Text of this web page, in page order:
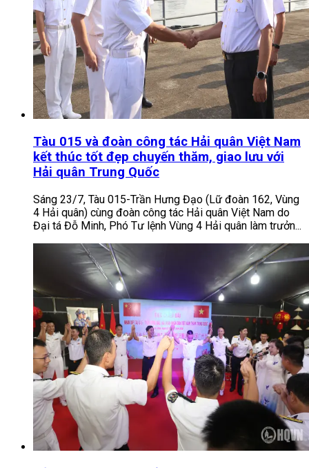
Tàu 015 và đoàn công tác Hải quân Việt Nam
kết thúc tốt đẹp chuyến thăm, giao lưu với
Hải quân Trung Quốc
Sáng 23/7, Tàu 015-Trần Hưng Đạo (Lữ đoàn 162, Vùng
4 Hải quân) cùng đoàn công tác Hải quân Việt Nam do
Đại tá Đỗ Minh, Phó Tư lệnh Vùng 4 Hải quân làm trưởn...